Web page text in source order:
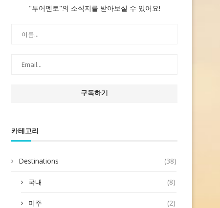
"투어멘토"의 소식지를 받아보실 수 있어요!
카테고리
Destinations (38)
국내 (8)
미주 (2)